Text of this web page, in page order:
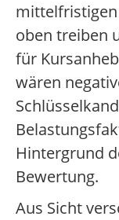
oben treiben
für
wären
Hintergrund
Bewertung.
Aus Sicht